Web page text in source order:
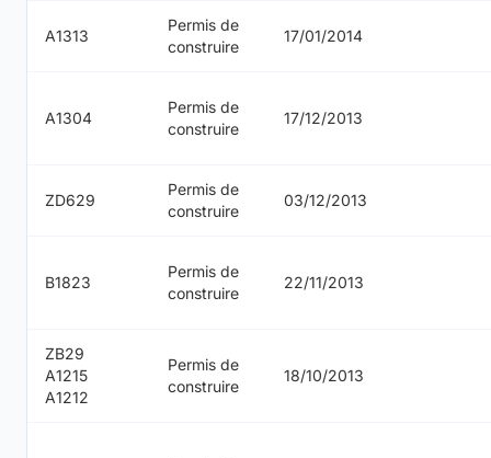
A1313
Permis de
construire
17/01/2014
A1304
Permis de
construire
17/12/2013
ZD629
Permis de
construire
03/12/2013
B1823
Permis de
construire
22/11/2013
ZB29
A1215
A1212
Permis de
construire
18/10/2013